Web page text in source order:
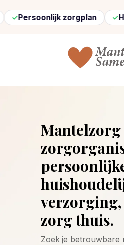
zorgplan Hoog
Mantelzorg
verzorging,
zorg thuis.
Zoek je betrouwbare